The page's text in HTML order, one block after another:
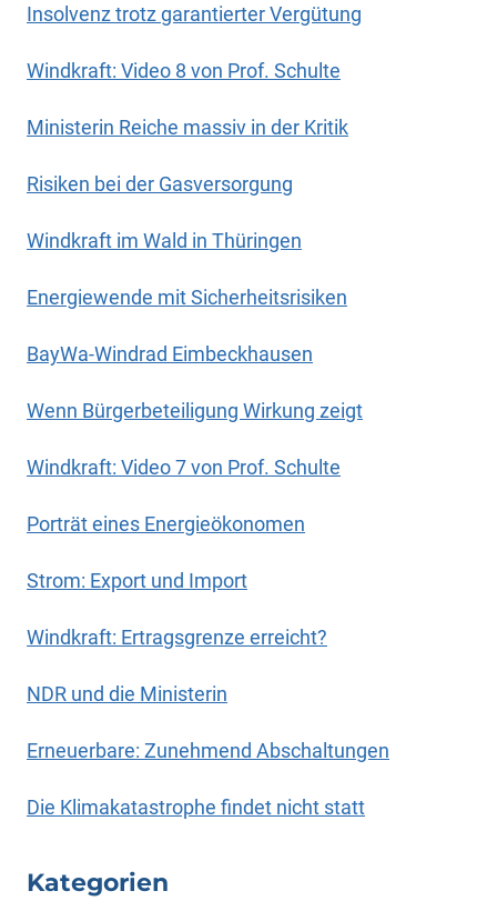
Insolvenz trotz garantierter Vergütung
Windkraft: Video 8 von Prof. Schulte
Ministerin Reiche massiv in der Kritik
Risiken bei der Gasversorgung
Windkraft im Wald in Thüringen
Energiewende mit Sicherheitsrisiken
BayWa-Windrad Eimbeckhausen
Wenn Bürgerbeteiligung Wirkung zeigt
Windkraft: Video 7 von Prof. Schulte
Porträt eines Energieökonomen
Strom: Export und Import
Windkraft: Ertragsgrenze erreicht?
NDR und die Ministerin
Erneuerbare: Zunehmend Abschaltungen
Die Klimakatastrophe findet nicht statt
Kategorien